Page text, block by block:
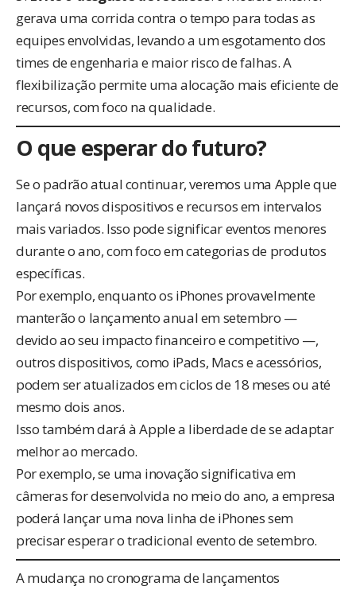
gerava uma corrida contra o tempo para todas as
equipes envolvidas, levando a um esgotamento dos
times de engenharia e maior risco de falhas. A
flexibilização permite uma alocação mais eficiente de
recursos, com foco na qualidade.
O que esperar do futuro?
Se o padrão atual continuar, veremos uma Apple que
lançará novos dispositivos e recursos em intervalos
mais variados. Isso pode significar eventos menores
durante o ano, com foco em categorias de produtos
específicas.
Por exemplo, enquanto os iPhones provavelmente
manterão o lançamento anual em setembro —
devido ao seu impacto financeiro e competitivo —,
outros dispositivos, como iPads, Macs e acessórios,
podem ser atualizados em ciclos de 18 meses ou até
mesmo dois anos.
Isso também dará à Apple a liberdade de se adaptar
melhor ao mercado.
Por exemplo, se uma inovação significativa em
câmeras for desenvolvida no meio do ano, a empresa
poderá lançar uma nova linha de iPhones sem
precisar esperar o tradicional evento de setembro.
A mudança no cronograma de lançamentos